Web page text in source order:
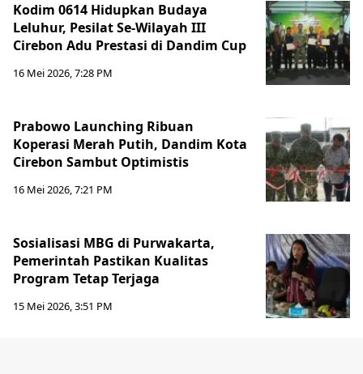
Kodim 0614 Hidupkan Budaya
Leluhur, Pesilat Se-Wilayah III
Cirebon Adu Prestasi di Dandim Cup
16 Mei 2026, 7:28 PM
Prabowo Launching Ribuan
Koperasi Merah Putih, Dandim Kota
Cirebon Sambut Optimistis
16 Mei 2026, 7:21 PM
Sosialisasi MBG di Purwakarta,
Pemerintah Pastikan Kualitas
Program Tetap Terjaga
15 Mei 2026, 3:51 PM